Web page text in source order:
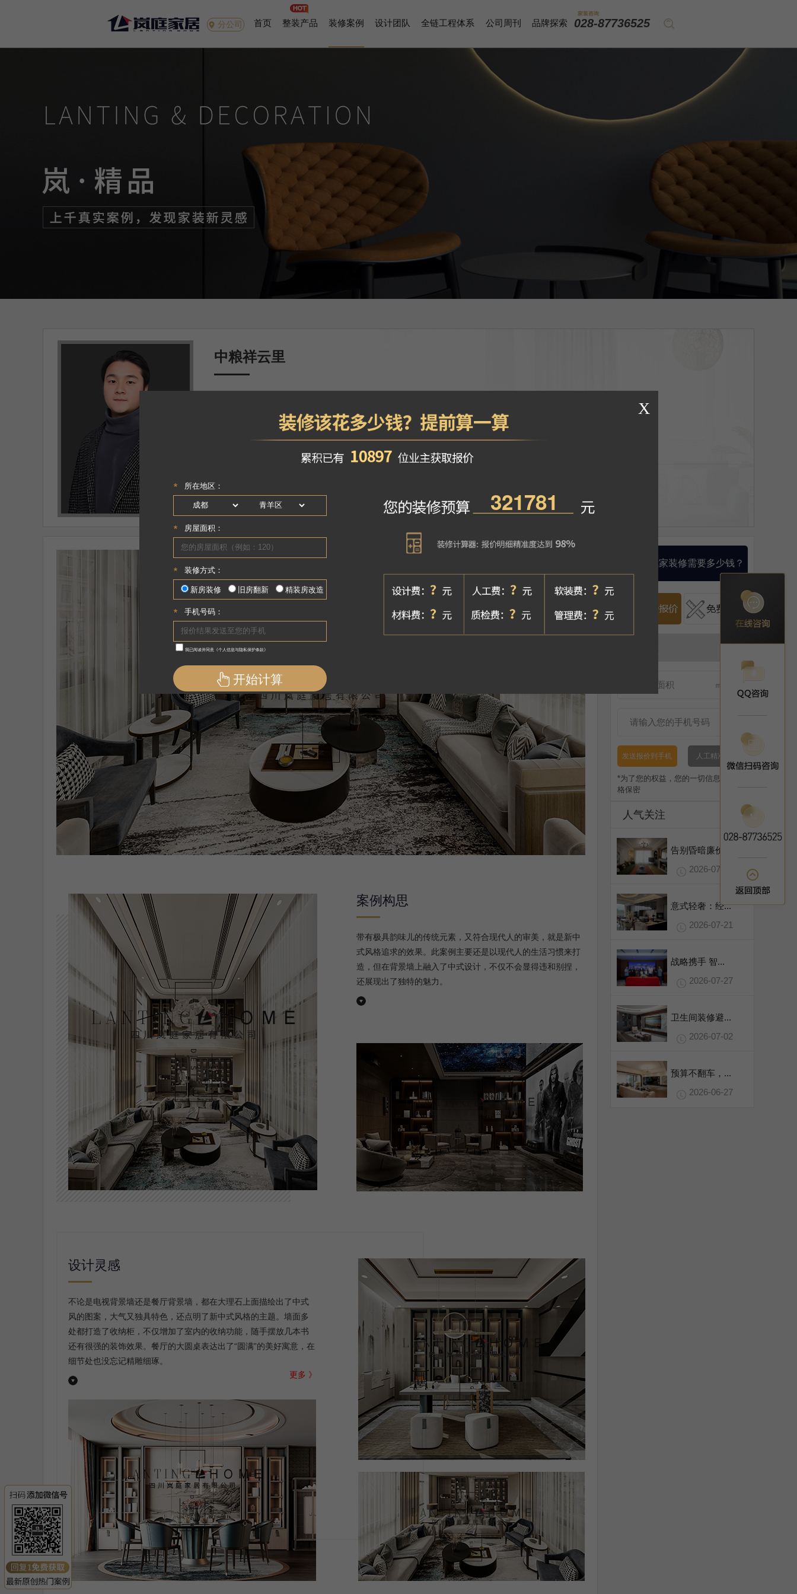
分公司
家装咨询
028-87736525
首页 整装产品 装修案例 设计团队 全链工程体系 公司周刊 品牌探索
中粮祥云里
风格 ：新中式风格
找TA设计
案例构思
带有极具韵味儿的传统元素，又符合现代人的审美，就是新中
式风格追求的效果。此案例主要还是以现代人的生活习惯来打
造，但在背景墙上融入了中式设计，不仅不会显得违和别捏，
还展现出了独特的魅力。
设计灵感
不论是电视背景墙还是餐厅背景墙，都在大理石上面描绘出了中式
风的图案，大气又独具特色，还点明了新中式风格的主题。墙面多
处都打造了收纳柜，不仅增加了室内的收纳功能，随手摆放几本书
还有很强的装饰效果。餐厅的大圆桌表达出了“圆满”的美好寓意，在
细节处也没忘记精雕细琢。
更多 》
算一算我家装修需要多少钱？
人工精准报价
发送报价到手机
*为了您的权益，您的一切信息将被严
格保密
人气关注
告别昏暗廉价...
2026-07-31
意式轻奢：经...
2026-07-21
战略携手 智...
2026-07-27
卫生间装修避...
2026-07-02
预算不翻车，...
2026-06-27